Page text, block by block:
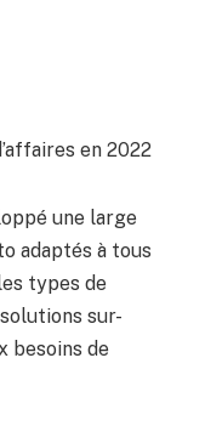
en 2022
une large
adaptés à tous
types de
sur-
besoins de